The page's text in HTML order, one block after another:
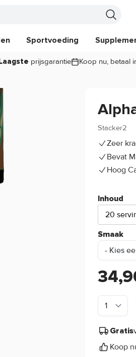
Sportvoeding
Laagste prijsgarantie Koop nu, betaal
Stacker2
Zeer
Bevat
Hoog
Inhoud
20
Smaak
Gratis
Koop